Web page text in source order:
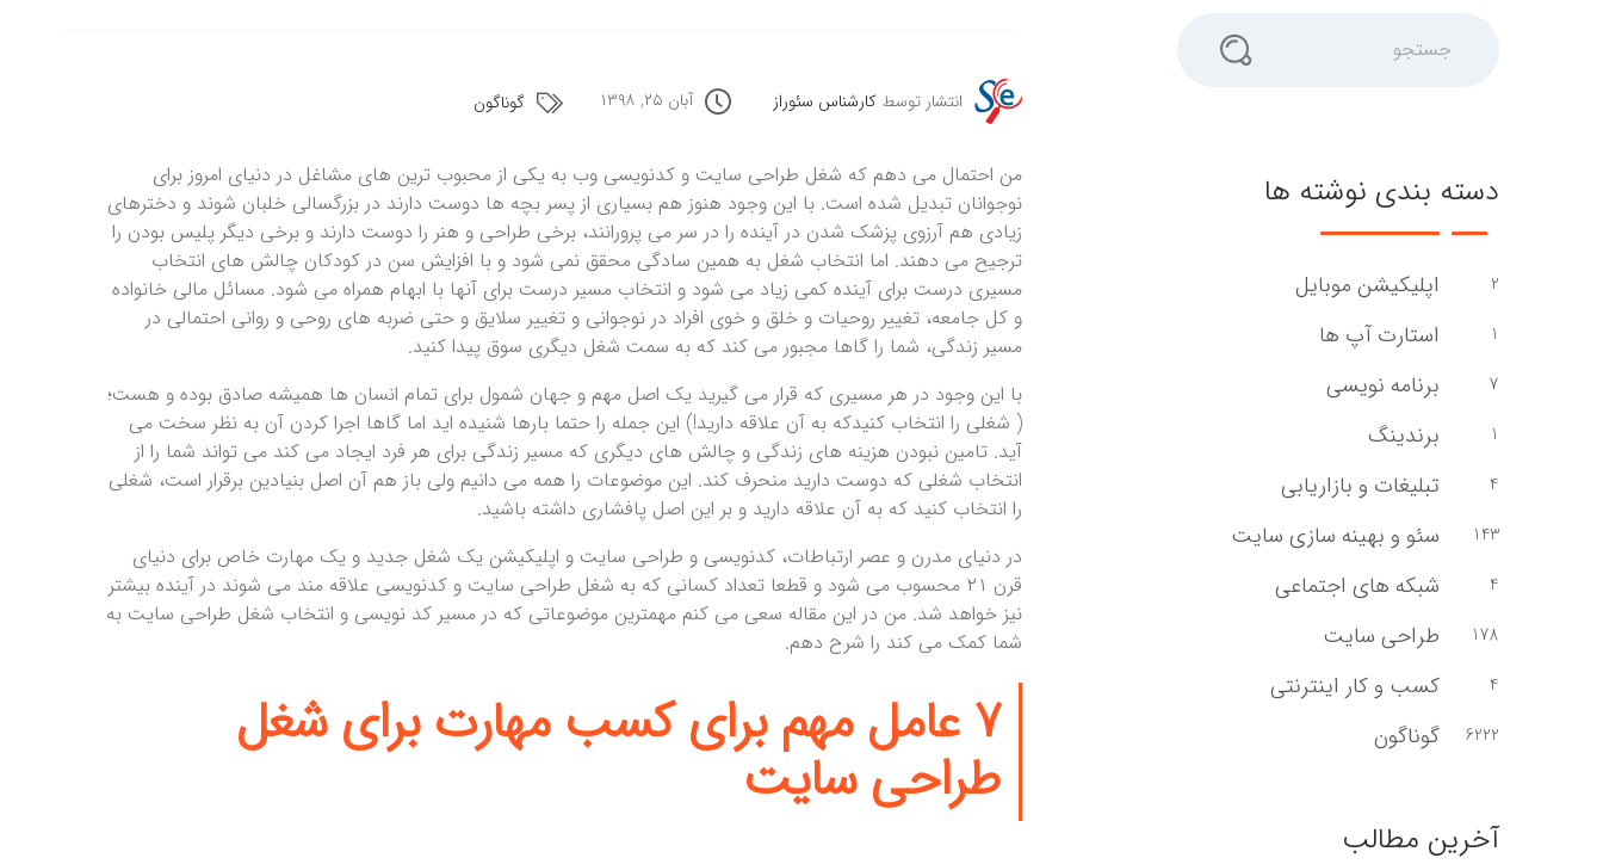
انتشار توسط کارشناس سئوراز آبان ۲۵, ۱۳۹۸ گوناگون
من احتمال می دهم که شغل طراحی سایت و کدنویسی وب به یکی از محبوب ترین های مشاغل در دنیای امروز برای
نوجوانان تبدیل شده است. با این وجود هنوز هم بسیاری از پسر بچه ها دوست دارند در بزرگسالی خلبان شوند و دخترهای
زیادی هم آرزوی پزشک شدن در آینده را در سر می پرورانند، برخی طراحی و هنر را دوست دارند و برخی دیگر پلیس بودن را
ترجیح می دهند. اما انتخاب شغل به همین سادگی محقق نمی شود و با افزایش سن در کودکان چالش های انتخاب
مسیری درست برای آینده کمی زیاد می شود و انتخاب مسیر درست برای آنها با ابهام همراه می شود. مسائل مالی خانواده
و کل جامعه، تغییر روحیات و خلق و خوی افراد در نوجوانی و تغییر سلایق و حتی ضربه های روحی و روانی احتمالی در
مسیر زندگی، شما را گاها مجبور می کند که به سمت شغل دیگری سوق پیدا کنید.
با این وجود در هر مسیری که قرار می گیرید یک اصل مهم و جهان شمول برای تمام انسان ها همیشه صادق بوده و هست؛
( شغلی را انتخاب کنیدکه به آن علاقه دارید!) این جمله را حتما بارها شنیده اید اما گاها اجرا کردن آن به نظر سخت می
آید. تامین نبودن هزینه های زندگی و چالش های دیگری که مسیر زندگی برای هر فرد ایجاد می کند می تواند شما را از
انتخاب شغلی که دوست دارید منحرف کند. این موضوعات را همه می دانیم ولی باز هم آن اصل بنیادین برقرار است، شغلی
را انتخاب کنید که به آن علاقه دارید و بر این اصل پافشاری داشته باشید.
در دنیای مدرن و عصر ارتباطات، کدنویسی و طراحی سایت و اپلیکیشن یک شغل جدید و یک مهارت خاص برای دنیای
قرن ۲۱ محسوب می شود و قطعا تعداد کسانی که به شغل طراحی سایت و کدنویسی علاقه مند می شوند در آینده بیشتر
نیز خواهد شد. من در این مقاله سعی می کنم مهمترین موضوعاتی که در مسیر کد نویسی و انتخاب شغل طراحی سایت به
شما کمک می کند را شرح دهم.
۷ عامل مهم برای کسب مهارت برای شغل
طراحی سایت
دسته بندی نوشته ها
2 اپلیکیشن موبایل
1 استارت آپ ها
7 برنامه نویسی
1 برندینگ
4 تبلیغات و بازاریابی
143 سئو و بهینه سازی سایت
4 شبکه های اجتماعی
178 طراحی سایت
4 کسب و کار اینترنتی
6222 گوناگون
آخرین مطالب